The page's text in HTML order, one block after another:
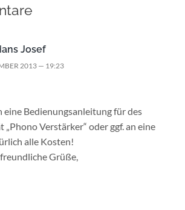
Josef
2013 — 19:23
eine Bedienungsanleitung für des
Verstärker“ oder ggf. an eine
alle Kosten!
Grüße,